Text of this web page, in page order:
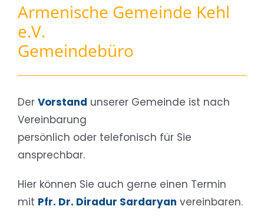
Armenische Gemeinde Kehl
e.V.
Gemeindebüro
Der Vorstand unserer Gemeinde ist nach
Vereinbarung
persönlich oder telefonisch für Sie
ansprechbar.
Hier können Sie auch gerne einen Termin
mit Pfr. Dr. Diradur Sardaryan vereinbaren.